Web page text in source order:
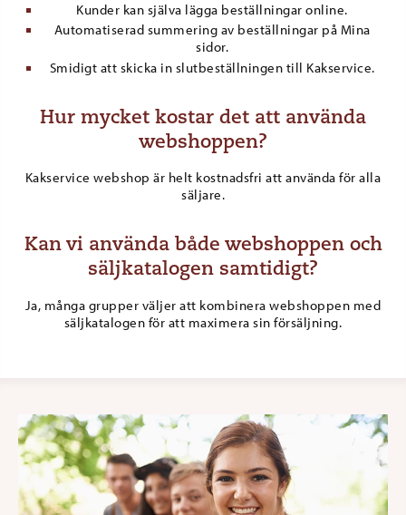
Kunder kan själva lägga beställningar online.
Automatiserad summering av beställningar på Mina
sidor.
Smidigt att skicka in slutbeställningen till Kakservice.
Hur mycket kostar det att använda
webshoppen?
Kakservice webshop är helt kostnadsfri att använda för alla
säljare.
Kan vi använda både webshoppen och
säljkatalogen samtidigt?
Ja, många grupper väljer att kombinera webshoppen med
säljkatalogen för att maximera sin försäljning.